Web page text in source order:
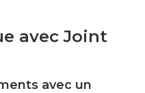
avec Joint
avec un